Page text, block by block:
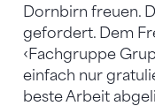
Dornbirn freuen.
gefordert. Dem
‹Fachgruppe
einfach nur
beste Arbeit